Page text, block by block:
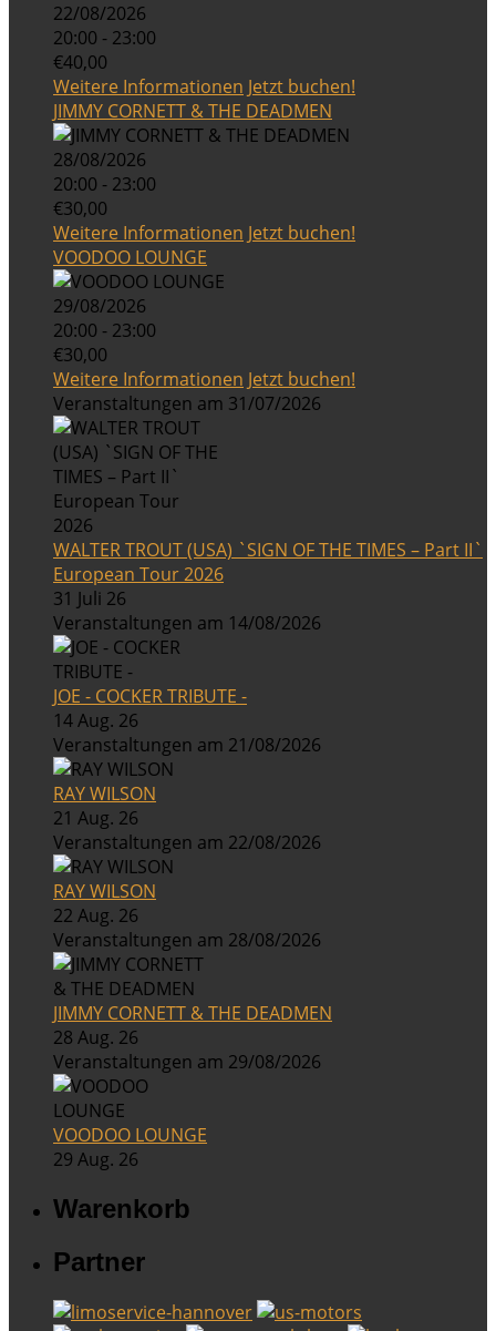
22/08/2026
20:00 - 23:00
€40,00
Weitere Informationen Jetzt buchen!
JIMMY CORNETT & THE DEADMEN
28/08/2026
20:00 - 23:00
€30,00
Weitere Informationen Jetzt buchen!
VOODOO LOUNGE
29/08/2026
20:00 - 23:00
€30,00
Weitere Informationen Jetzt buchen!
Veranstaltungen am 31/07/2026
WALTER TROUT (USA) `SIGN OF THE TIMES – Part II`
European Tour 2026
31 Juli 26
Veranstaltungen am 14/08/2026
JOE - COCKER TRIBUTE -
14 Aug. 26
Veranstaltungen am 21/08/2026
RAY WILSON
21 Aug. 26
Veranstaltungen am 22/08/2026
RAY WILSON
22 Aug. 26
Veranstaltungen am 28/08/2026
JIMMY CORNETT & THE DEADMEN
28 Aug. 26
Veranstaltungen am 29/08/2026
VOODOO LOUNGE
29 Aug. 26
Warenkorb
Partner